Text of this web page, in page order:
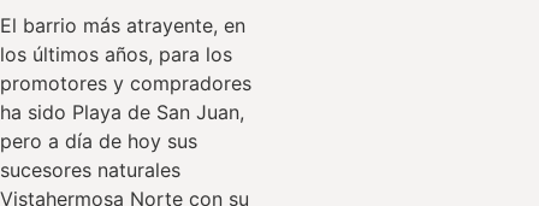
El barrio más atrayente, en
los últimos años, para los
promotores y compradores
ha sido Playa de San Juan,
pero a día de hoy sus
sucesores naturales
Vistahermosa Norte con su